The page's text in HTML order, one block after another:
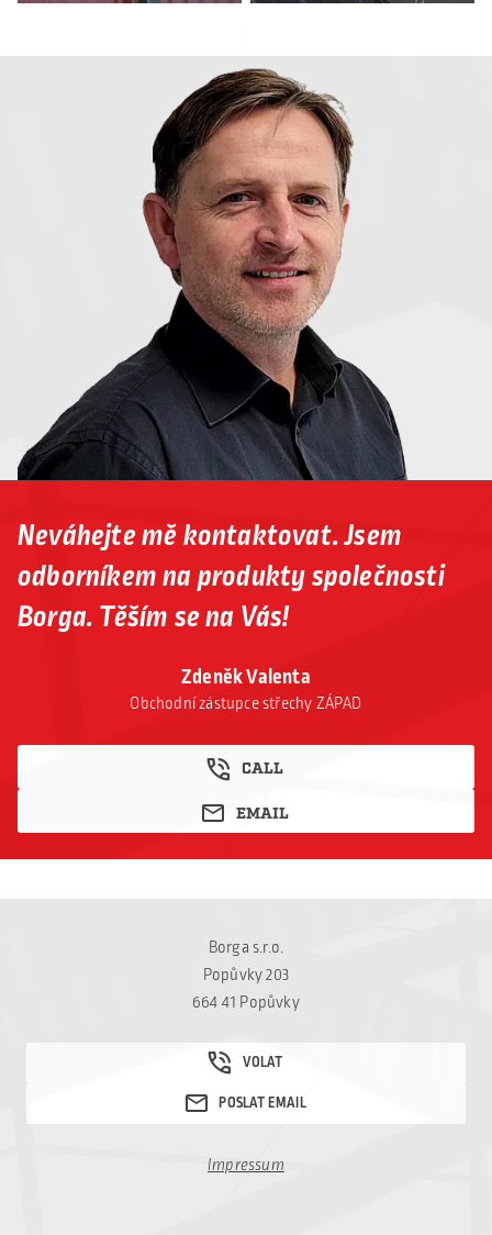
Zdeněk Valenta
Obchodní zástupce střechy ZÁPAD
CALL
EMAIL
Neváhejte mě kontaktovat. Jsem
odborníkem na produkty společnosti
Borga. Těším se na Vás!
Borga s.r.o.
Popůvky 203
664 41 Popůvky
Impressum